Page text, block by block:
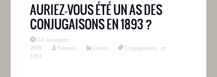
AURIEZ-VOUS ÉTÉ UN AS DES
CONJUGAISONS EN 1893 ?
14 novembre
2019
Natendo Livres Conjugaisons ,en
1893